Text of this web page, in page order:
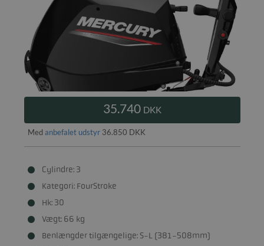
35.740 DKK
Med anbefalet udstyr36.850 DKK
Cylindre: 3
Kategori: FourStroke
Hk: 30
Vægt: 66 kg
Benlængder tilgængelige: S-L (381-508mm)